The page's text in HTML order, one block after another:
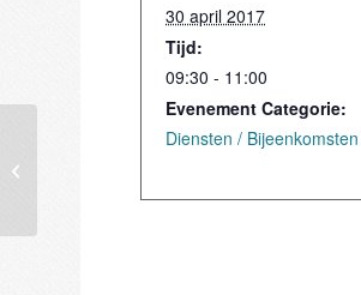
30 april 2017
Tijd:
09:30 - 11:00
Evenement Categorie:
Diensten / Bijeenkomsten